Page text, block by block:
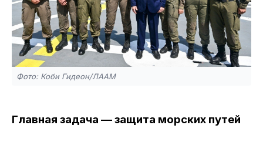
Фото: Коби Гидеон/ЛААМ
Главная задача — защита морских путей